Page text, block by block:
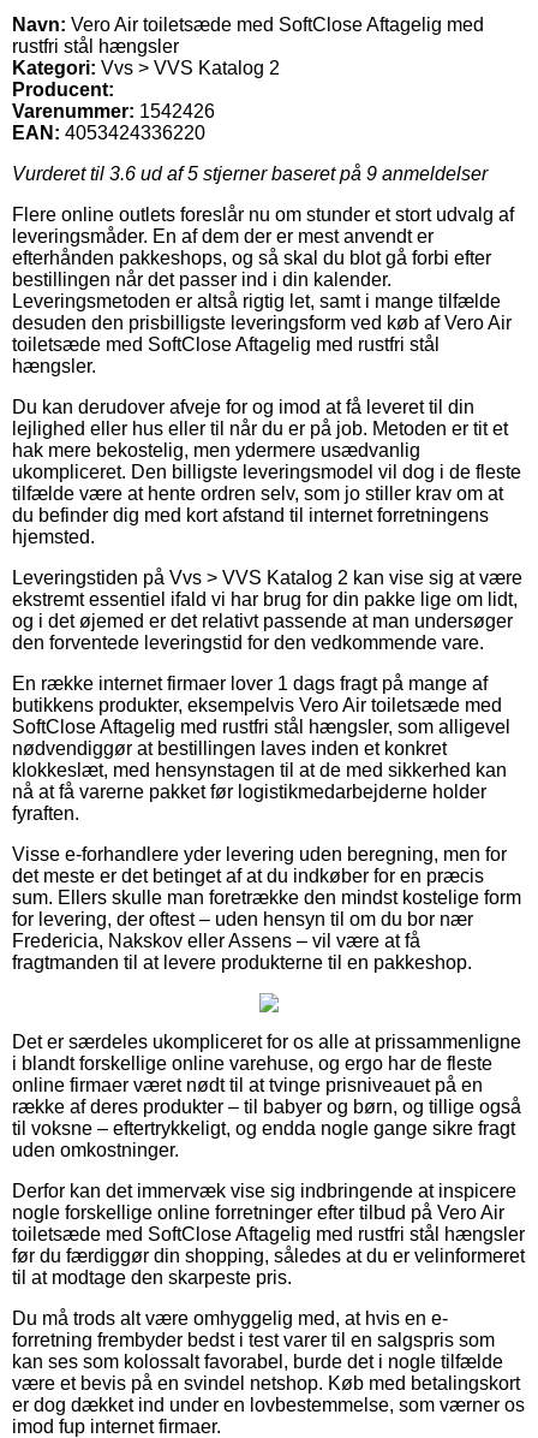
Navn: Vero Air toiletsæde med SoftClose Aftagelig med
rustfri stål hængsler
Kategori: Vvs > VVS Katalog 2
Producent:
Varenummer: 1542426
EAN: 4053424336220
Vurderet til 3.6 ud af 5 stjerner baseret på 9 anmeldelser
Flere online outlets foreslår nu om stunder et stort udvalg af
leveringsmåder. En af dem der er mest anvendt er
efterhånden pakkeshops, og så skal du blot gå forbi efter
bestillingen når det passer ind i din kalender.
Leveringsmetoden er altså rigtig let, samt i mange tilfælde
desuden den prisbilligste leveringsform ved køb af Vero Air
toiletsæde med SoftClose Aftagelig med rustfri stål
hængsler.
Du kan derudover afveje for og imod at få leveret til din
lejlighed eller hus eller til når du er på job. Metoden er tit et
hak mere bekostelig, men ydermere usædvanlig
ukompliceret. Den billigste leveringsmodel vil dog i de fleste
tilfælde være at hente ordren selv, som jo stiller krav om at
du befinder dig med kort afstand til internet forretningens
hjemsted.
Leveringstiden på Vvs > VVS Katalog 2 kan vise sig at være
ekstremt essentiel ifald vi har brug for din pakke lige om lidt,
og i det øjemed er det relativt passende at man undersøger
den forventede leveringstid for den vedkommende vare.
En række internet firmaer lover 1 dags fragt på mange af
butikkens produkter, eksempelvis Vero Air toiletsæde med
SoftClose Aftagelig med rustfri stål hængsler, som alligevel
nødvendiggør at bestillingen laves inden et konkret
klokkeslæt, med hensynstagen til at de med sikkerhed kan
nå at få varerne pakket før logistikmedarbejderne holder
fyraften.
Visse e-forhandlere yder levering uden beregning, men for
det meste er det betinget af at du indkøber for en præcis
sum. Ellers skulle man foretrække den mindst kostelige form
for levering, der oftest – uden hensyn til om du bor nær
Fredericia, Nakskov eller Assens – vil være at få
fragtmanden til at levere produkterne til en pakkeshop.
Det er særdeles ukompliceret for os alle at prissammenligne
i blandt forskellige online varehuse, og ergo har de fleste
online firmaer været nødt til at tvinge prisniveauet på en
række af deres produkter – til babyer og børn, og tillige også
til voksne – eftertrykkeligt, og endda nogle gange sikre fragt
uden omkostninger.
Derfor kan det immervæk vise sig indbringende at inspicere
nogle forskellige online forretninger efter tilbud på Vero Air
toiletsæde med SoftClose Aftagelig med rustfri stål hængsler
før du færdiggør din shopping, således at du er velinformeret
til at modtage den skarpeste pris.
Du må trods alt være omhyggelig med, at hvis en e-
forretning frembyder bedst i test varer til en salgspris som
kan ses som kolossalt favorabel, burde det i nogle tilfælde
være et bevis på en svindel netshop. Køb med betalingskort
er dog dækket ind under en lovbestemmelse, som værner os
imod fup internet firmaer.